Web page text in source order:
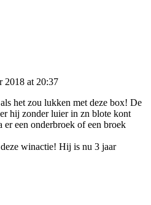
2018 at 20:37
het zou lukken met deze box! De
hij zonder luier in zn blote kont
er een onderbroek of een broek
winactie! Hij is nu 3 jaar